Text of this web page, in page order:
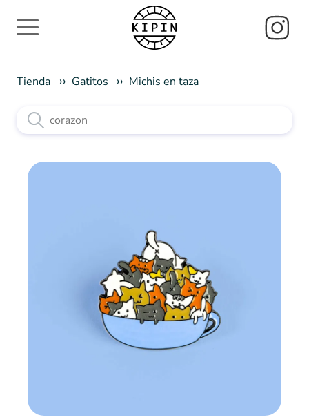
Tienda Gatitos Michis en taza